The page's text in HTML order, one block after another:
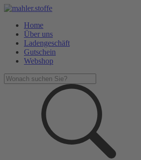
Home
Über uns
Ladengeschäft
Gutschein
Webshop